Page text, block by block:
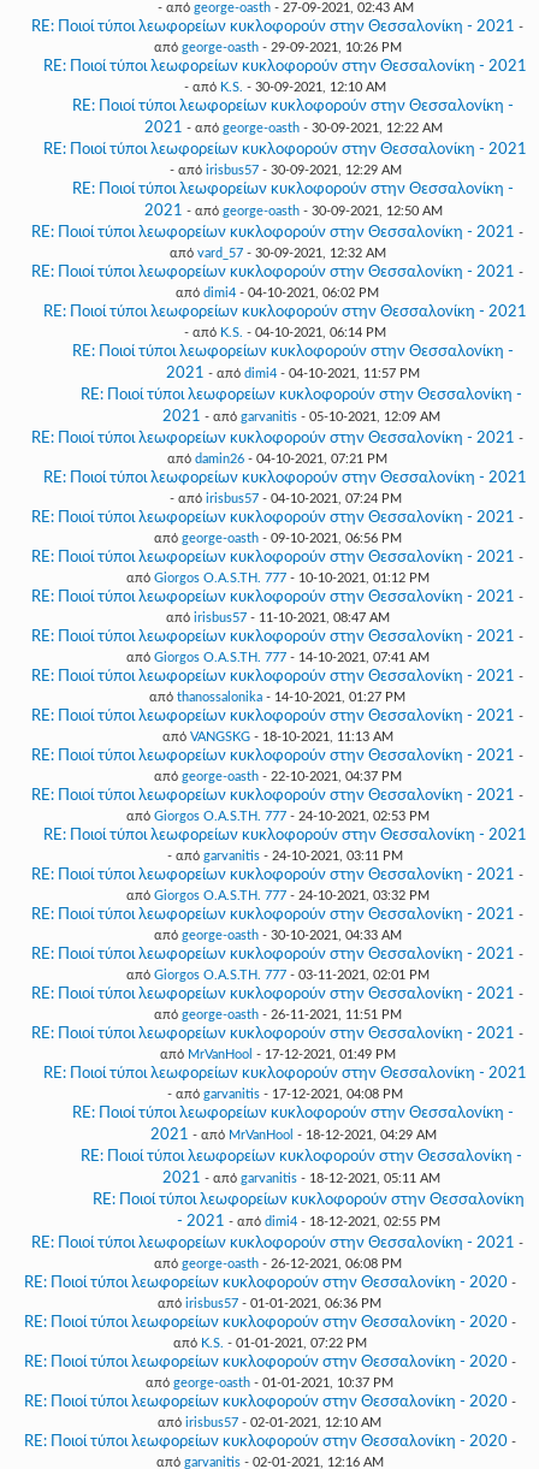
- από george-oasth- 27-09-2021, 02:43 AM
RE: Ποιοί τύποι λεωφορείων κυκλοφορούν στην Θεσσαλονίκη - 2021 -
από george-oasth- 29-09-2021, 10:26 PM
RE: Ποιοί τύποι λεωφορείων κυκλοφορούν στην Θεσσαλονίκη - 2021
- από K.S. - 30-09-2021, 12:10 AM
RE: Ποιοί τύποι λεωφορείων κυκλοφορούν στην Θεσσαλονίκη -
2021 - από george-oasth- 30-09-2021, 12:22 AM
RE: Ποιοί τύποι λεωφορείων κυκλοφορούν στην Θεσσαλονίκη - 2021
- από irisbus57- 30-09-2021, 12:29 AM
RE: Ποιοί τύποι λεωφορείων κυκλοφορούν στην Θεσσαλονίκη -
2021 - από george-oasth- 30-09-2021, 12:50 AM
RE: Ποιοί τύποι λεωφορείων κυκλοφορούν στην Θεσσαλονίκη - 2021 -
από vard_57- 30-09-2021, 12:32 AM
RE: Ποιοί τύποι λεωφορείων κυκλοφορούν στην Θεσσαλονίκη - 2021 -
από dimi4 - 04-10-2021, 06:02 PM
RE: Ποιοί τύποι λεωφορείων κυκλοφορούν στην Θεσσαλονίκη - 2021
- από K.S. - 04-10-2021, 06:14 PM
RE: Ποιοί τύποι λεωφορείων κυκλοφορούν στην Θεσσαλονίκη -
2021 - από dimi4 - 04-10-2021, 11:57 PM
RE: Ποιοί τύποι λεωφορείων κυκλοφορούν στην Θεσσαλονίκη -
2021 - από garvanitis- 05-10-2021, 12:09 AM
RE: Ποιοί τύποι λεωφορείων κυκλοφορούν στην Θεσσαλονίκη - 2021 -
από damin26 - 04-10-2021, 07:21 PM
RE: Ποιοί τύποι λεωφορείων κυκλοφορούν στην Θεσσαλονίκη - 2021
- από irisbus57- 04-10-2021, 07:24 PM
RE: Ποιοί τύποι λεωφορείων κυκλοφορούν στην Θεσσαλονίκη - 2021 -
από george-oasth- 09-10-2021, 06:56 PM
RE: Ποιοί τύποι λεωφορείων κυκλοφορούν στην Θεσσαλονίκη - 2021 -
από Giorgos O.A.S.TH. 777- 10-10-2021, 01:12 PM
RE: Ποιοί τύποι λεωφορείων κυκλοφορούν στην Θεσσαλονίκη - 2021 -
από irisbus57- 11-10-2021, 08:47 AM
RE: Ποιοί τύποι λεωφορείων κυκλοφορούν στην Θεσσαλονίκη - 2021 -
από Giorgos O.A.S.TH. 777- 14-10-2021, 07:41 AM
RE: Ποιοί τύποι λεωφορείων κυκλοφορούν στην Θεσσαλονίκη - 2021 -
από thanossalonika - 14-10-2021, 01:27 PM
RE: Ποιοί τύποι λεωφορείων κυκλοφορούν στην Θεσσαλονίκη - 2021 -
από VANGSKG- 18-10-2021, 11:13 AM
RE: Ποιοί τύποι λεωφορείων κυκλοφορούν στην Θεσσαλονίκη - 2021 -
από george-oasth- 22-10-2021, 04:37 PM
RE: Ποιοί τύποι λεωφορείων κυκλοφορούν στην Θεσσαλονίκη - 2021 -
από Giorgos O.A.S.TH. 777- 24-10-2021, 02:53 PM
RE: Ποιοί τύποι λεωφορείων κυκλοφορούν στην Θεσσαλονίκη - 2021
- από garvanitis - 24-10-2021, 03:11 PM
RE: Ποιοί τύποι λεωφορείων κυκλοφορούν στην Θεσσαλονίκη - 2021 -
από Giorgos O.A.S.TH. 777- 24-10-2021, 03:32 PM
RE: Ποιοί τύποι λεωφορείων κυκλοφορούν στην Θεσσαλονίκη - 2021 -
από george-oasth- 30-10-2021, 04:33 AM
RE: Ποιοί τύποι λεωφορείων κυκλοφορούν στην Θεσσαλονίκη - 2021 -
από Giorgos O.A.S.TH. 777- 03-11-2021, 02:01 PM
RE: Ποιοί τύποι λεωφορείων κυκλοφορούν στην Θεσσαλονίκη - 2021 -
από george-oasth- 26-11-2021, 11:51 PM
RE: Ποιοί τύποι λεωφορείων κυκλοφορούν στην Θεσσαλονίκη - 2021 -
από MrVanHool - 17-12-2021, 01:49 PM
RE: Ποιοί τύποι λεωφορείων κυκλοφορούν στην Θεσσαλονίκη - 2021
- από garvanitis - 17-12-2021, 04:08 PM
RE: Ποιοί τύποι λεωφορείων κυκλοφορούν στην Θεσσαλονίκη -
2021 - από MrVanHool - 18-12-2021, 04:29 AM
RE: Ποιοί τύποι λεωφορείων κυκλοφορούν στην Θεσσαλονίκη -
2021 - από garvanitis- 18-12-2021, 05:11 AM
RE: Ποιοί τύποι λεωφορείων κυκλοφορούν στην Θεσσαλονίκη
- 2021 - από dimi4 - 18-12-2021, 02:55 PM
RE: Ποιοί τύποι λεωφορείων κυκλοφορούν στην Θεσσαλονίκη - 2021 -
από george-oasth- 26-12-2021, 06:08 PM
RE: Ποιοί τύποι λεωφορείων κυκλοφορούν στην Θεσσαλονίκη - 2020 -
από irisbus57 - 01-01-2021, 06:36 PM
RE: Ποιοί τύποι λεωφορείων κυκλοφορούν στην Θεσσαλονίκη - 2020 -
από K.S. - 01-01-2021, 07:22 PM
RE: Ποιοί τύποι λεωφορείων κυκλοφορούν στην Θεσσαλονίκη - 2020 -
από george-oasth - 01-01-2021, 10:37 PM
RE: Ποιοί τύποι λεωφορείων κυκλοφορούν στην Θεσσαλονίκη - 2020 -
από irisbus57 - 02-01-2021, 12:10 AM
RE: Ποιοί τύποι λεωφορείων κυκλοφορούν στην Θεσσαλονίκη - 2020 -
από garvanitis- 02-01-2021, 12:16 AM